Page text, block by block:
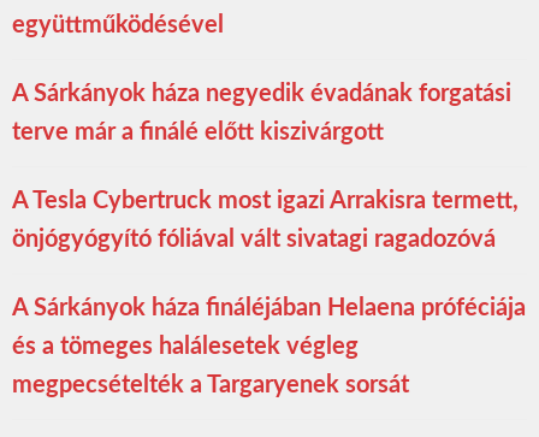
együttműködésével
A Sárkányok háza negyedik évadának forgatási
terve már a finálé előtt kiszivárgott
A Tesla Cybertruck most igazi Arrakisra termett,
önjógyógyító fóliával vált sivatagi ragadozóvá
A Sárkányok háza fináléjában Helaena próféciája
és a tömeges halálesetek végleg
megpecsételték a Targaryenek sorsát